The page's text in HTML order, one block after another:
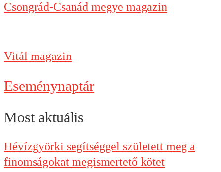
Csongrád-Csanád megye magazin
Vitál magazin
Eseménynaptár
Most aktuális
Hévízgyörki segítséggel született meg a
finomságokat megismertető kötet